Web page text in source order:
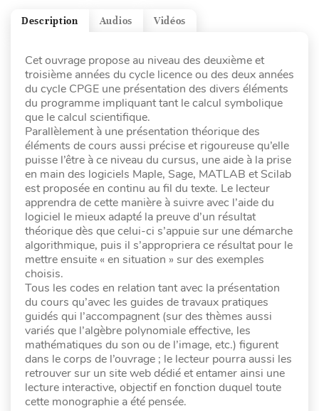
Vidéos
Audios
Description
Cet ouvrage propose au niveau des deuxième et
troisième années du cycle licence ou des deux années
du cycle CPGE une présentation des divers éléments
du programme impliquant tant le calcul symbolique
que le calcul scientifique.
Parallèlement à une présentation théorique des
éléments de cours aussi précise et rigoureuse qu’elle
puisse l’être à ce niveau du cursus, une aide à la prise
en main des logiciels Maple, Sage, MATLAB et Scilab
est proposée en continu au fil du texte. Le lecteur
apprendra de cette manière à suivre avec l’aide du
logiciel le mieux adapté la preuve d’un résultat
théorique dès que celui-ci s’appuie sur une démarche
algorithmique, puis il s’appropriera ce résultat pour le
mettre ensuite « en situation » sur des exemples
choisis.
Tous les codes en relation tant avec la présentation
du cours qu’avec les guides de travaux pratiques
guidés qui l’accompagnent (sur des thèmes aussi
variés que l’algèbre polynomiale effective, les
mathématiques du son ou de l’image, etc.) figurent
dans le corps de l’ouvrage ; le lecteur pourra aussi les
retrouver sur un site web dédié et entamer ainsi une
lecture interactive, objectif en fonction duquel toute
cette monographie a été pensée.